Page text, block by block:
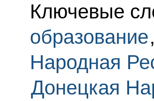
Ключевые
образование,
Народная
Донецкая